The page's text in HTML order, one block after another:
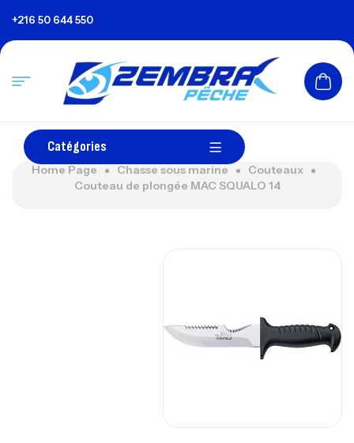
+216 50 644 550
Catégories
Home Page Chasse sous marine
Couteaux
Couteau de plongée MAC SQUALO 14